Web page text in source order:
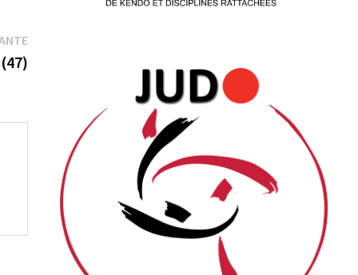
Publication
suivante :